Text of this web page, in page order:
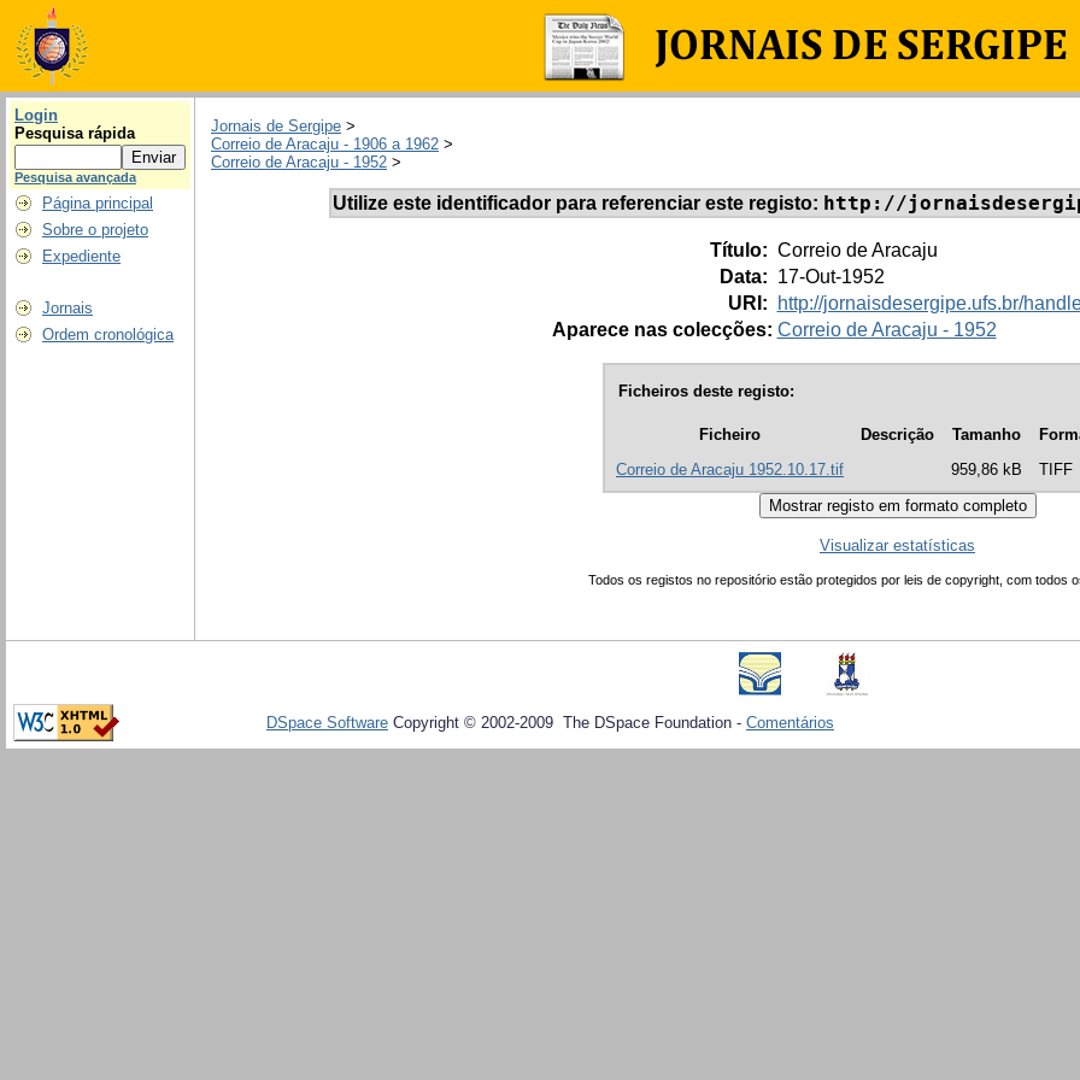
Login
Pesquisa rápida
Pesquisa avançada
Página principal
Sobre o projeto
Expediente
Jornais
Ordem cronológica
Jornais de Sergipe >
Correio de Aracaju - 1906 a 1962 >
Correio de Aracaju - 1952 >
Utilize este identificador para referenciar este registo: http://
Título: Correio de Aracaju
Data: 17-Out-1952
URI:
http://jornaisdesergipe.ufs.br/
Aparece nas colecções: Correio de Aracaju - 1952
Ficheiros deste registo:
Ficheiro Descrição Tamanho
Correio de Aracaju 1952.10.17.tif
959,86 kB TIFF
Visualizar estatísticas
Todos os registos no repositório estão protegidos por leis de copyright, com todos
DSpace Software Copyright © 2002-2009 The DSpace Foundation - Comentários